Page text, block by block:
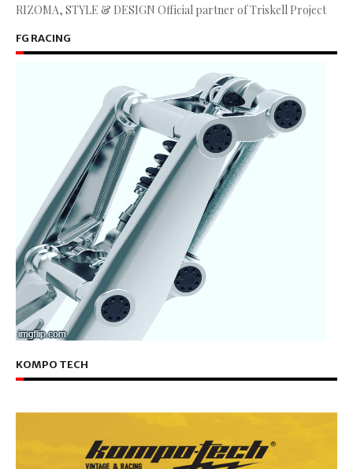
RIZOMA, STYLE & DESIGN Official partner of Triskell Project
FG RACING
KOMPO TECH